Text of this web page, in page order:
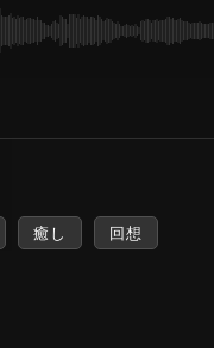
癒し 回想